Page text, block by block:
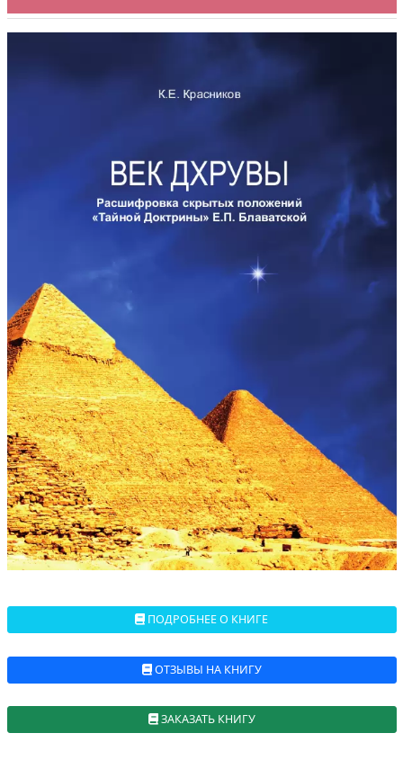
ПОДРОБНЕЕ О КНИГЕ
ОТЗЫВЫ НА КНИГУ
ЗАКАЗАТЬ КНИГУ